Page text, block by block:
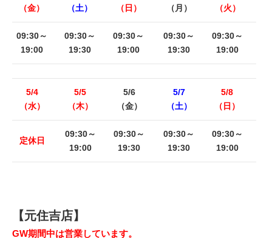
（金）
（土）
（日）
（月）
（火）
09:30～
19:00
09:30～
19:30
09:30～
19:00
09:30～
19:30
09:30～
19:00
5/4
（水）
5/5
（木）
5/6
（金）
5/7
（土）
5/8
（日）
定休日
09:30～
19:00
09:30～
19:30
09:30～
19:30
09:30～
19:00
【元住吉店】
GW期間中は営業しています。